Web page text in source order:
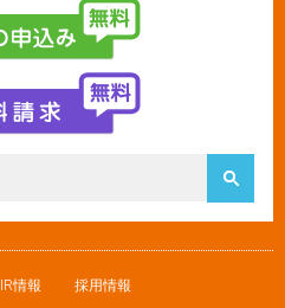
IR情報 採用情報